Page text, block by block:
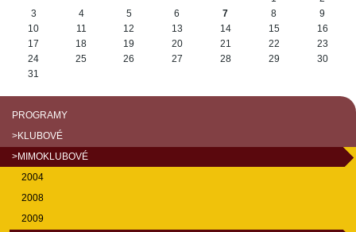
3
4 5 6 7 8
9
10
11 12 13 14 15
16
17
18 19 20 21 22
23
24
25 26 27 28 29
30
31
PROGRAMY
>KLUBOVÉ
>MIMOKLUBOVÉ
2004
2008
2009